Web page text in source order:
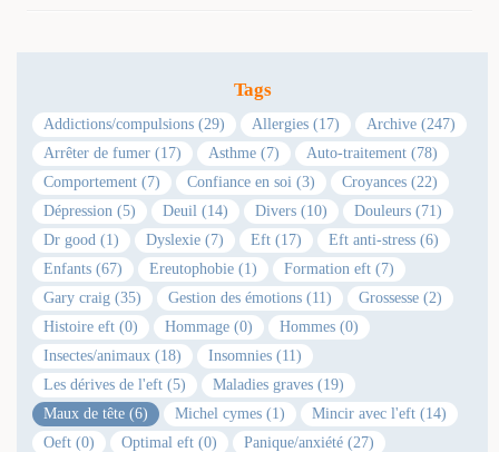
Tags
Addictions/compulsions (29) Allergies (17)
Archive (247)
Arrêter de fumer (17)
Asthme (7)
Auto-traitement (78)
Comportement (7)
Confiance en soi (3)
Croyances (22)
Dépression (5)
Deuil (14) Divers (10)
Douleurs (71)
Dr good (1)
Dyslexie (7) Eft (17)
Eft anti-stress (6)
Enfants (67)
Ereutophobie (1)
Formation eft (7)
Gary craig (35)
Gestion des émotions (11)
Grossesse (2)
Histoire eft (0)
Hommage (0)
Hommes (0)
Insectes/animaux (18)
Insomnies (11)
Les dérives de l'eft (5)
Maladies graves (19)
Maux de tête (6)
Michel cymes (1)
Mincir avec l'eft (14)
Oeft (0)
Optimal eft (0)
Panique/anxiété (27)